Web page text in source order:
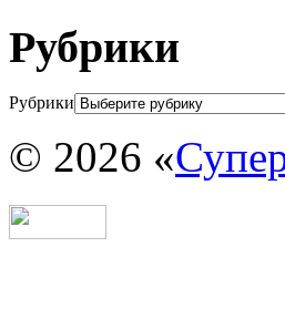
Рубрики
Рубрики
© 2026 «